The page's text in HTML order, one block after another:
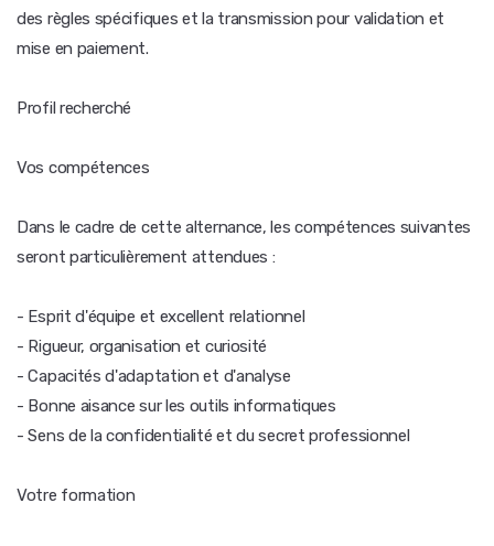
des règles spécifiques et la transmission pour validation et
mise en paiement.
Profil recherché
Vos compétences
Dans le cadre de cette alternance, les compétences suivantes
seront particulièrement attendues :
- Esprit d'équipe et excellent relationnel
- Rigueur, organisation et curiosité
- Capacités d'adaptation et d'analyse
- Bonne aisance sur les outils informatiques
- Sens de la confidentialité et du secret professionnel
Votre formation